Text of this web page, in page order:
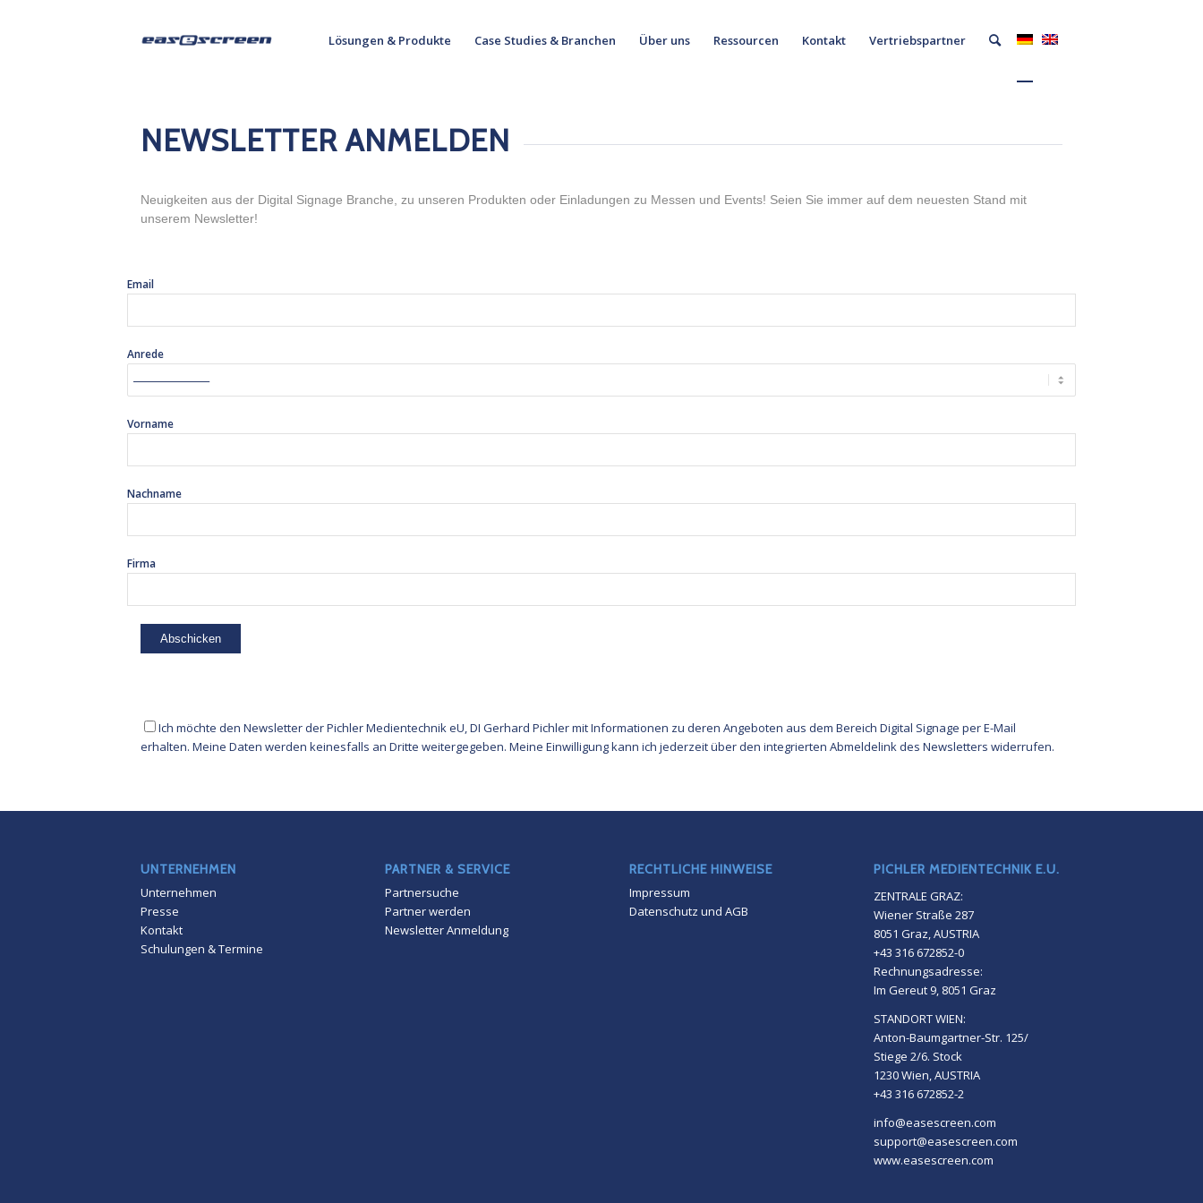
Lösungen & Produkte Case Studies & Branchen Über uns Ressourcen Kontakt Vertriebspartner
NEWSLETTER ANMELDEN
Neuigkeiten aus der Digital Signage Branche, zu unseren Produkten oder Einladungen zu Messen und Events! Seien Sie immer auf dem neuesten Stand mit
unserem Newsletter!
Email
Anrede
Vorname
Nachname
Firma
Ich möchte den Newsletter derPichler Medientechnik eU, DI Gerhard Pichlermit Informationen zu deren Angeboten aus dem Bereich Digital Signage per E-Mail
erhalten. Meine Daten werden keinesfalls an Dritte weitergegeben. Meine Einwilligung kann ich jederzeit über den integrierten Abmeldelink des Newsletters widerrufen.
UNTERNEHMEN
Unternehmen
Presse
Kontakt
Schulungen & Termine
PARTNER & SERVICE
Partnersuche
Partner werden
Newsletter Anmeldung
RECHTLICHE HINWEISE
Impressum
Datenschutz und AGB
PICHLER MEDIENTECHNIK E.U.
ZENTRALE GRAZ:
Wiener Straße 287
8051 Graz, AUSTRIA
+43 316 672852-0
Rechnungsadresse:
Im Gereut 9, 8051 Graz
STANDORT WIEN:
Anton-Baumgartner-Str. 125/
Stiege 2/6. Stock
1230 Wien, AUSTRIA
+43 316 672852-2
info@easescreen.com
support@easescreen.com
www.easescreen.com